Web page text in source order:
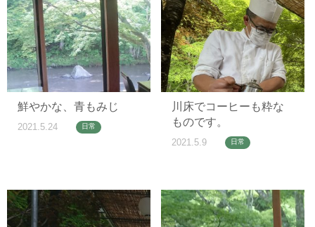
鮮やかな、青もみじ
2021.5.24 日常
川床でコーヒーも粋な
ものです。
2021.5.9 日常